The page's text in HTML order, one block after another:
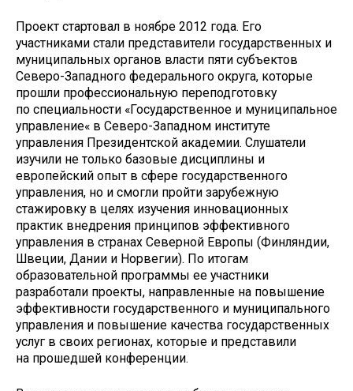
Проект стартовал в ноябре 2012 года. Его
участниками стали представители государственных и
муниципальных органов власти пяти субъектов
Северо-Западного федерального округа, которые
прошли профессиональную переподготовку
по специальности «Государственное и муниципальное
управление« в Северо-Западном институте
управления Президентской академии. Слушатели
изучили не только базовые дисциплины и
европейский опыт в сфере государственного
управления, но и смогли пройти зарубежную
стажировку в целях изучения инновационных
практик внедрения принципов эффективного
управления в странах Северной Европы (Финляндии,
Швеции, Дании и Норвегии). По итогам
образовательной программы ее участники
разработали проекты, направленные на повышение
эффективности государственного и муниципального
управления и повышение качества государственных
услуг в своих регионах, которые и представили
на прошедшей конференции.